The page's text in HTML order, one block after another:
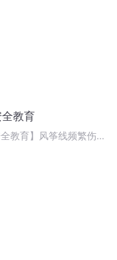
教育
全教育】风筝线频繁伤